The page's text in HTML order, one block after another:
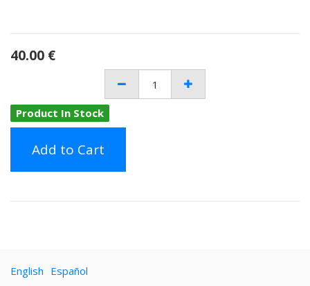
40.00 €
Product In Stock
Add to Cart
English Español